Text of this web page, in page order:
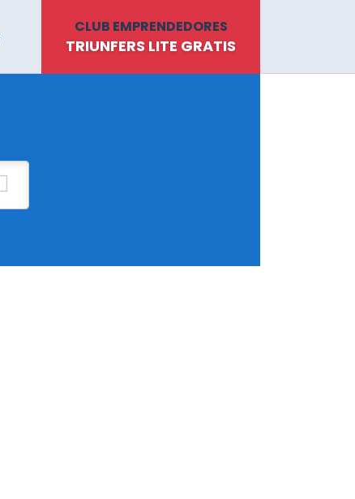
CLUB EMPRENDEDORES
TRIUNFERS LITE GRATIS